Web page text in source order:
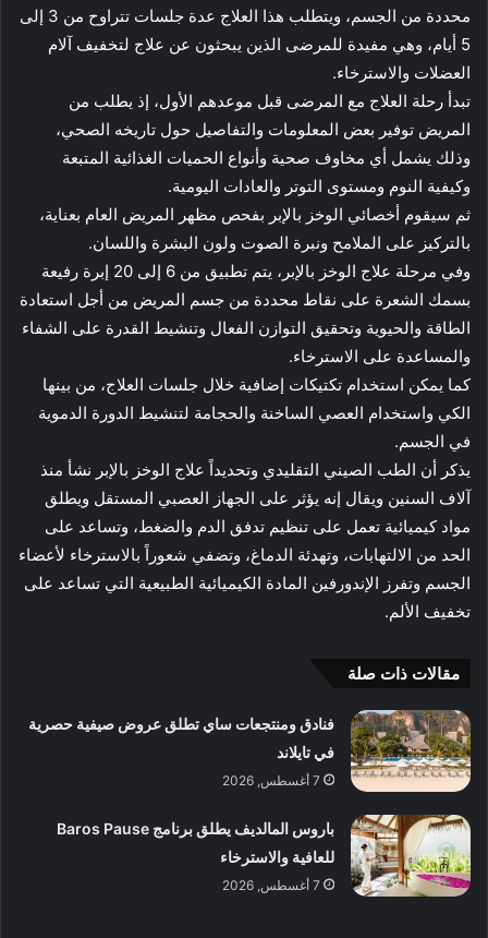
محددة من الجسم، ويتطلب هذا العلاج عدة جلسات تتراوح من 3 إلى
5 أيام، وهي مفيدة للمرضى الذين يبحثون عن علاج لتخفيف آلام
العضلات والاسترخاء.
تبدأ رحلة العلاج مع المرضى قبل موعدهم الأول، إذ يطلب من
المريض توفير بعض المعلومات والتفاصيل حول تاريخه الصحي،
وذلك يشمل أي مخاوف صحية وأنواع الحميات الغذائية المتبعة
وكيفية النوم ومستوى التوتر والعادات اليومية.
ثم سيقوم أخصائي الوخز بالإبر بفحص مظهر المريض العام بعناية،
بالتركيز على الملامح ونبرة الصوت ولون البشرة واللسان.
وفي مرحلة علاج الوخز بالإبر، يتم تطبيق من 6 إلى 20 إبرة رفيعة
بسمك الشعرة على نقاط محددة من جسم المريض من أجل استعادة
الطاقة والحيوية وتحقيق التوازن الفعال وتنشيط القدرة على الشفاء
والمساعدة على الاسترخاء.
كما يمكن استخدام تكتيكات إضافية خلال جلسات العلاج، من بينها
الكي واستخدام العصي الساخنة والحجامة لتنشيط الدورة الدموية
في الجسم.
يذكر أن الطب الصيني التقليدي وتحديداً علاج الوخز بالإبر نشأ منذ
آلاف السنين ويقال إنه يؤثر على الجهاز العصبي المستقل ويطلق
مواد كيميائية تعمل على تنظيم تدفق الدم والضغط، وتساعد على
الحد من الالتهابات، وتهدئة الدماغ، وتضفي شعوراً بالاسترخاء لأعضاء
الجسم وتفرز الإندورفين المادة الكيميائية الطبيعية التي تساعد على
تخفيف الألم.
مقالات ذات صلة
فنادق ومنتجعات ساي تطلق عروض صيفية حصرية
في تايلاند
7 أغسطس, 2026
باروس المالديف يطلق برنامج Baros Pause
للعافية والاسترخاء
7 أغسطس, 2026